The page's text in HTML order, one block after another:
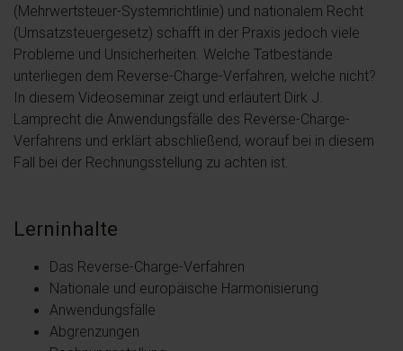
(Mehrwertsteuer-Systemrichtlinie) und nationalem Recht
(Umsatzsteuergesetz) schafft in der Praxis jedoch viele
Probleme und Unsicherheiten. Welche Tatbestände
unterliegen dem Reverse-Charge-Verfahren, welche nicht?
In diesem Videoseminar zeigt und erläutert Dirk J.
Lamprecht die Anwendungsfälle des Reverse-Charge-
Verfahrens und erklärt abschließend, worauf bei in diesem
Fall bei der Rechnungsstellung zu achten ist.
Lerninhalte
Das Reverse-Charge-Verfahren
Nationale und europäische Harmonisierung
Anwendungsfälle
Abgrenzungen